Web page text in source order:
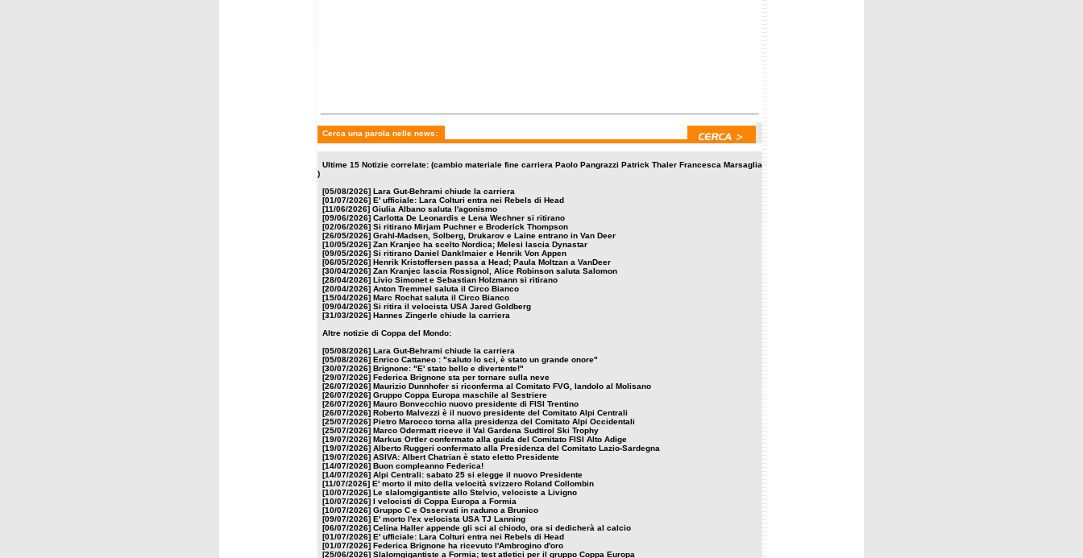
Cerca una parola nelle news:
Ultime 15 Notizie correlate: (cambio materiale fine carriera Paolo Pangrazzi Patrick Thaler Francesca Marsaglia
)
[05/08/2026] Lara Gut-Behrami chiude la carriera
[01/07/2026] E' ufficiale: Lara Colturi entra nei Rebels di Head
[11/06/2026] Giulia Albano saluta l'agonismo
[09/06/2026] Carlotta De Leonardis e Lena Wechner si ritirano
[02/06/2026] Si ritirano Mirjam Puchner e Broderick Thompson
[26/05/2026] Grahl-Madsen, Solberg, Drukarov e Laine entrano in Van Deer
[10/05/2026] Zan Kranjec ha scelto Nordica; Melesi lascia Dynastar
[09/05/2026] Si ritirano Daniel Danklmaier e Henrik Von Appen
[06/05/2026] Henrik Kristoffersen passa a Head; Paula Moltzan a VanDeer
[30/04/2026] Zan Kranjec lascia Rossignol, Alice Robinson saluta Salomon
[28/04/2026] Livio Simonet e Sebastian Holzmann si ritirano
[20/04/2026] Anton Tremmel saluta il Circo Bianco
[15/04/2026] Marc Rochat saluta il Circo Bianco
[09/04/2026] Si ritira il velocista USA Jared Goldberg
[31/03/2026] Hannes Zingerle chiude la carriera
Altre notizie di Coppa del Mondo:
[05/08/2026] Lara Gut-Behrami chiude la carriera
[05/08/2026] Enrico Cattaneo : "saluto lo sci, è stato un grande onore"
[30/07/2026] Brignone: "E' stato bello e divertente!"
[29/07/2026] Federica Brignone sta per tornare sulla neve
[26/07/2026] Maurizio Dunnhofer si riconferma al Comitato FVG, Iandolo al Molisano
[26/07/2026] Gruppo Coppa Europa maschile al Sestriere
[26/07/2026] Mauro Bonvecchio nuovo presidente di FISI Trentino
[26/07/2026] Roberto Malvezzi è il nuovo presidente del Comitato Alpi Centrali
[25/07/2026] Pietro Marocco torna alla presidenza del Comitato Alpi Occidentali
[25/07/2026] Marco Odermatt riceve il Val Gardena Sudtirol Ski Trophy
[19/07/2026] Markus Ortler confermato alla guida del Comitato FISI Alto Adige
[19/07/2026] Alberto Ruggeri confermato alla Presidenza del Comitato Lazio-Sardegna
[19/07/2026] ASIVA: Albert Chatrian è stato eletto Presidente
[14/07/2026] Buon compleanno Federica!
[14/07/2026] Alpi Centrali: sabato 25 si elegge il nuovo Presidente
[11/07/2026] E' morto il mito della velocità svizzero Roland Collombin
[10/07/2026] Le slalomgigantiste allo Stelvio, velociste a Livigno
[10/07/2026] I velocisti di Coppa Europa a Formia
[10/07/2026] Gruppo C e Osservati in raduno a Brunico
[09/07/2026] E' morto l'ex velocista USA TJ Lanning
[06/07/2026] Celina Haller appende gli sci al chiodo, ora si dedicherà al calcio
[01/07/2026] E' ufficiale: Lara Colturi entra nei Rebels di Head
[01/07/2026] Federica Brignone ha ricevuto l'Ambrogino d'oro
[25/06/2026] Slalomgigantiste a Formia; test atletici per il gruppo Coppa Europa